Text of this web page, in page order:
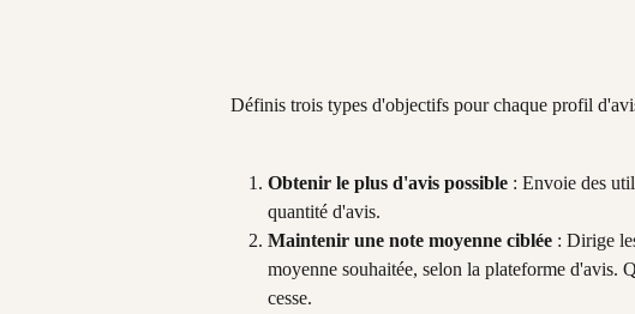
Définis trois types d'objectifs pour chaque profil
Obtenir le plus d'avis possible : Envoie des
quantité d'avis.
Maintenir une note moyenne ciblée : Dirige
moyenne souhaitée, selon la plateforme d'avis.
cesse.